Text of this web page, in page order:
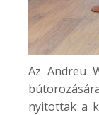
Az Andreu
nyitottak a